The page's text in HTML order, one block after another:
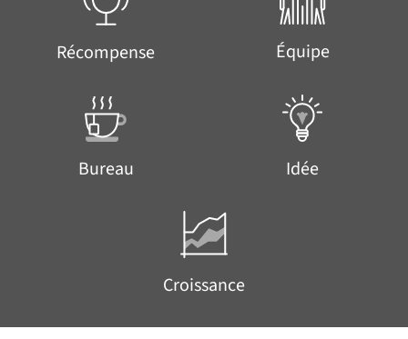
Récompense Équipe
Bureau Idée
Croissance